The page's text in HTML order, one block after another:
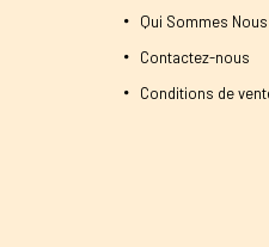
Qui Sommes Nous
Contactez-nous
Conditions de